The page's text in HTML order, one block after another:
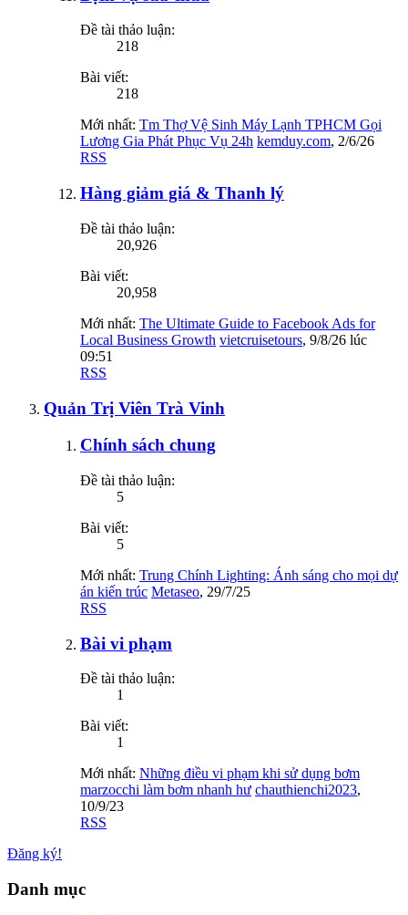
Đề tài thảo luận:
218
Bài viết:
218
Mới nhất: Tm Thợ Vệ Sinh Máy Lạnh TPHCM Gọi
Lương Gia Phát Phục Vụ 24h kemduy.com, 2/6/26
RSS
Hàng giảm giá & Thanh lý
Đề tài thảo luận:
20,926
Bài viết:
20,958
Mới nhất: The Ultimate Guide to Facebook Ads for
Local Business Growth vietcruisetours, 9/8/26 lúc
09:51
RSS
Quản Trị Viên Trà Vinh
Chính sách chung
Đề tài thảo luận:
5
Bài viết:
5
Mới nhất: Trung Chính Lighting: Ánh sáng cho mọi dự
án kiến trúc Metaseo, 29/7/25
RSS
Bài vi phạm
Đề tài thảo luận:
1
Bài viết:
1
Mới nhất: Những điều vi phạm khi sử dụng bơm
marzocchi làm bơm nhanh hư chauthienchi2023,
10/9/23
RSS
Đăng ký!
Danh mục